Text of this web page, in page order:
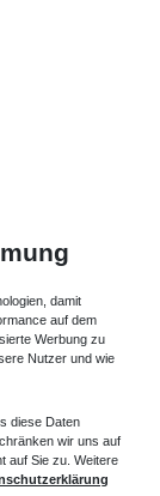
damit
auf dem
Werbung zu
Nutzer und wie
diese Daten
wir uns auf
auf Sie zu. Weitere